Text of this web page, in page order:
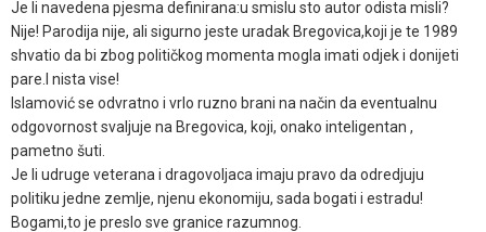
Je li navedena pjesma definirana:u smislu sto autor odista misli?
Nije! Parodija nije, ali sigurno jeste uradak Bregovica,koji je te 1989
shvatio da bi zbog političkog momenta mogla imati odjek i donijeti
pare.I nista vise!
Islamović se odvratno i vrlo ruzno brani na način da eventualnu
odgovornost svaljuje na Bregovica, koji, onako inteligentan ,
pametno šuti.
Je li udruge veterana i dragovoljaca imaju pravo da odredjuju
politiku jedne zemlje, njenu ekonomiju, sada bogati i estradu!
Bogami,to je preslo sve granice razumnog.